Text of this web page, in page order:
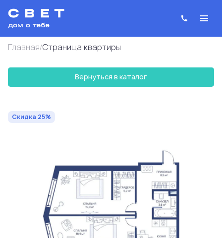
Главная/Cтраница квартиры
Вернуться в каталог
60.8 м2
36 251 973 руб.
Ипотекаот 97 551 руб.
Скидка 25%